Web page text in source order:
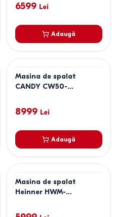
6599 Lei
Adaugă
Masina de spalat
CANDY CW50-
8999 Lei
Adaugă
Masina de spalat
Heinner HWM-